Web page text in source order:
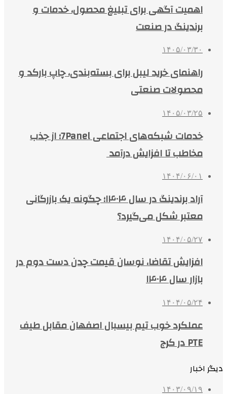
اهمیت آگهی برای تبلیغ محصول، خدمات و
برندینگ در صنعت
۱۴۰۵/۰۳/۳۰
راهنمای خرید لیبل برای بسته‌بندی، چاپ بارکد و
محصولات صنعتی
۱۴۰۵/۰۳/۲۵
خدمات شبکه‌های اجتماعی 7Panel؛ از جذب
مخاطب تا افزایش درآمد
۱۴۰۴/۰۶/۰۱
آراد برندینگ در سال ۱۴۰۴؛ چگونه یک بازرگانی
معتبر شکل می‌گیرد؟
۱۴۰۴/۰۵/۲۷
افزایش تقاضا، نوسان قیمت چدن دست دوم در
بازار سال ۱۴۰۴
۱۴۰۴/۰۵/۲۴
عملکرد خوب تیم بیسبال اصفهان مقابل طیف
PTE در کرج
دیگر اخبار
۱۴۰۳/۰۹/۱۹